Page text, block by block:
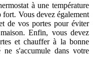
à une température
Vous devez également
de vos portes pour éviter
Enfin, vous devez
et chauffer à la bonne
s'accumule dans votre